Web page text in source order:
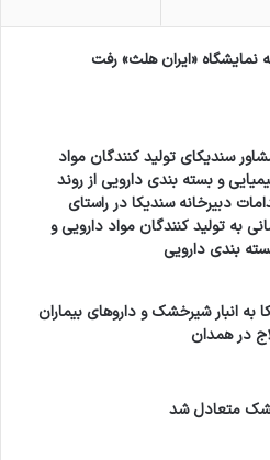
واقعی را می‌سازند.
نمایشگاه «ایران هلث» رفت
سندیکای تولید کنندگان مواد
و بسته بندی دارویی از روند
دبیرخانه سندیکا در راستای
به تولید کنندگان مواد دارویی و
بندی دارویی
به انبار شیرخشک و داروهای بیماران
در همدان
متعادل شد